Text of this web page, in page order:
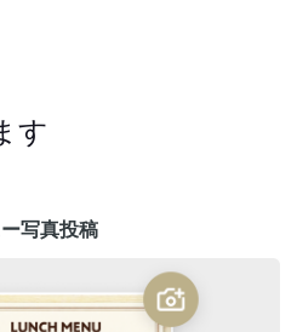
す
写真投稿